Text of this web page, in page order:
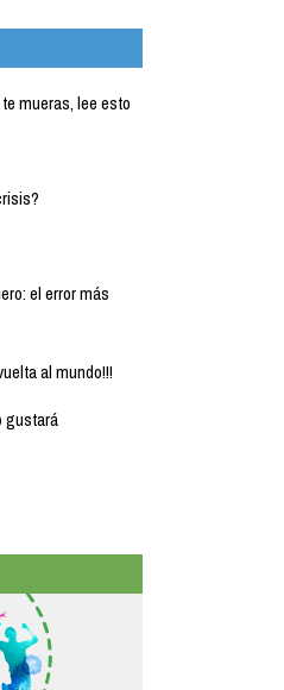
mueras, lee esto
el error más
al mundo!!!
gustará